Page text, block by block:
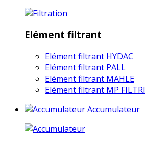
Elément filtrant
Elément filtrant HYDAC
Elément filtrant PALL
Elément filtrant MAHLE
Elément filtrant MP FILTRI
Accumulateur